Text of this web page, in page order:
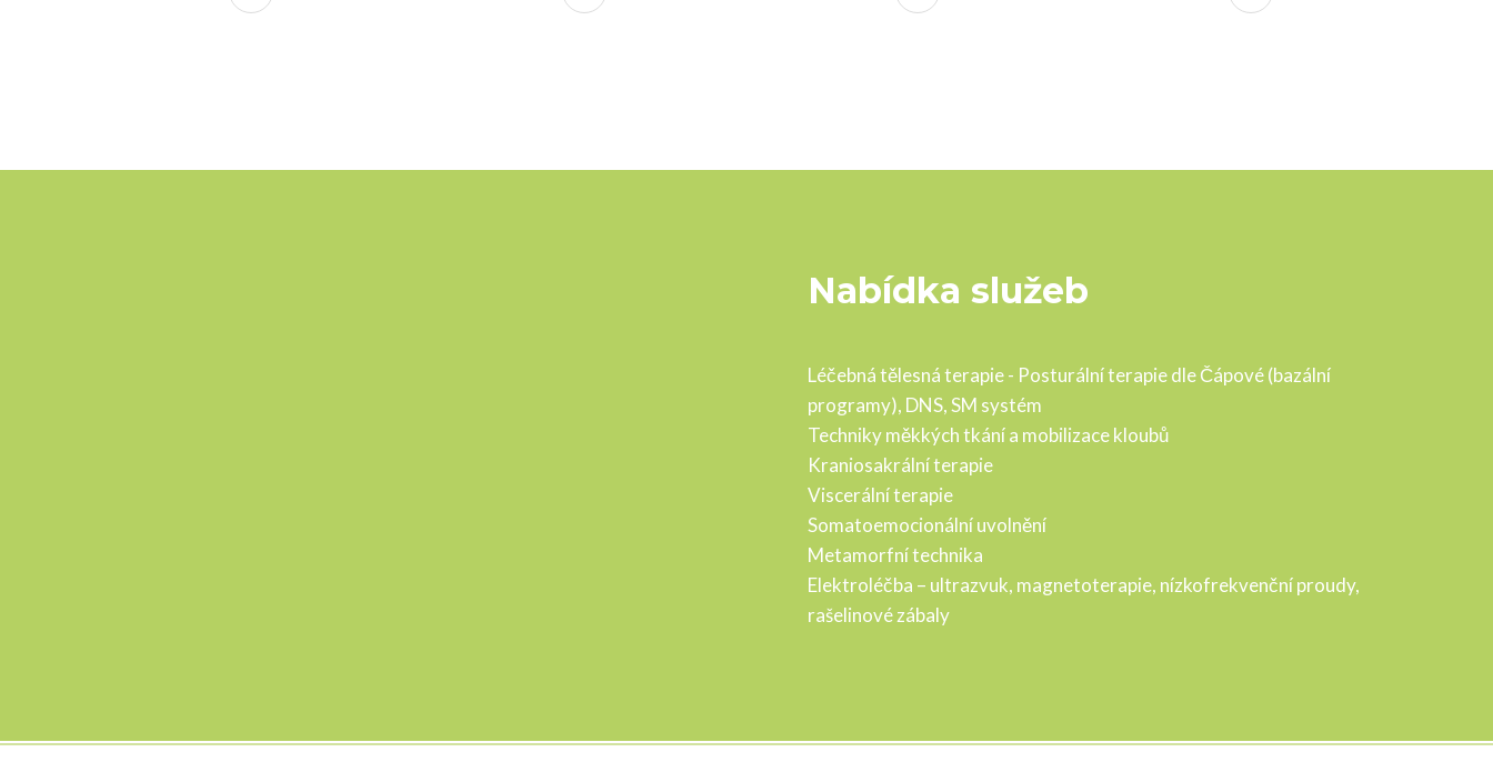
Nabídka služeb
Léčebná tělesná terapie - Posturální terapie dle Čápové (bazální
programy), DNS, SM systém
Techniky měkkých tkání a mobilizace kloubů
Kraniosakrální terapie
Viscerální terapie
Somatoemocionální uvolnění
Metamorfní technika
Elektroléčba – ultrazvuk, magnetoterapie, nízkofrekvenční proudy,
rašelinové zábaly